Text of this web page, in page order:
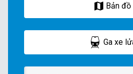
Bản đồ
Ga xe